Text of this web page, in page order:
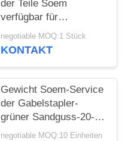
der Teile Soem
verfügbar für
landwirtschaftliche
Maschinerie druckt
negotiable MOQ:1 Stück
KONTAKT
Gewicht Soem-Service
der Gabelstapler-
grüner Sandguss-20-
200kg verfügbar
negotiable MOQ:10 Einheiten